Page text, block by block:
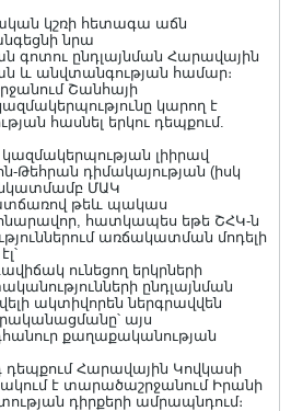
կշռի հետագա աճն
նրա
ընդլայնման Հարավային
և անվտանգության համար։
Շանհայի
կարող է
հասնել երկու դեպքում.
լիիրավ
Թեհրան դիմակայության (իսկ
ՄԱԿ
թեև պակաս
հատկապես եթե ՇՀԿ-ն
առճակատման մոդելի
ունեցող երկրների
ընդլայնման
ակտիվորեն ներգրավվեն
այս
քաղաքականության
դեպքում Հարավային Կովկասի
է տարածաշրջանում Իրանի
դիրքերի ամրապնդում։